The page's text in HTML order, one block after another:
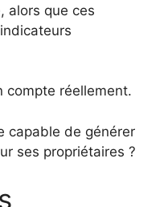
alors que ces
compte réellement.
capable de générer
ses propriétaires ?